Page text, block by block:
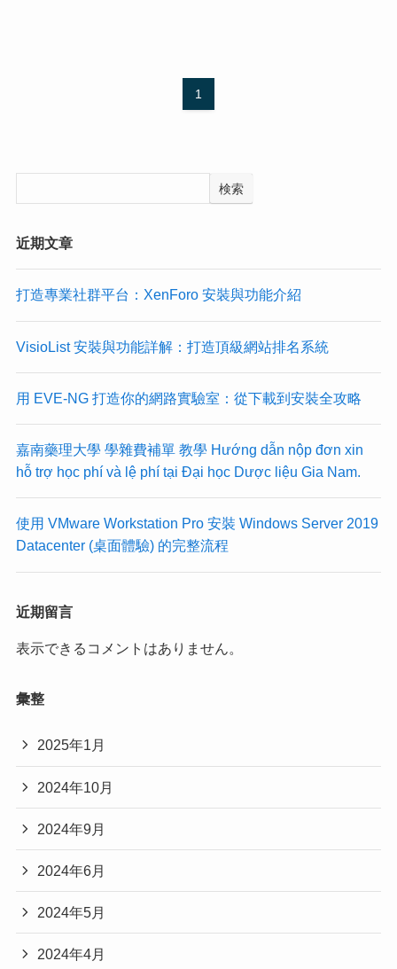
1
検索
近期文章
打造專業社群平台：XenForo 安裝與功能介紹
VisioList 安裝與功能詳解：打造頂級網站排名系統
用 EVE-NG 打造你的網路實驗室：從下載到安裝全攻略
嘉南藥理大學 學雜費補單 教學 Hướng dẫn nộp đơn xin
hỗ trợ học phí và lệ phí tại Đại học Dược liệu Gia Nam.
使用 VMware Workstation Pro 安裝 Windows Server 2019
Datacenter (桌面體驗) 的完整流程
近期留言
表示できるコメントはありません。
彙整
2025年1月
2024年10月
2024年9月
2024年6月
2024年5月
2024年4月